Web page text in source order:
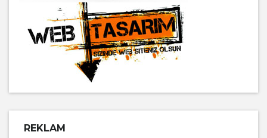
REKLAM